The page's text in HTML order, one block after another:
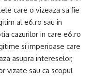
care o vizeaza sa fie
al e6.ro sau in
cazurilor in care e6.ro
si imperioase care
asupra intereselor,
vizate sau ca scopul